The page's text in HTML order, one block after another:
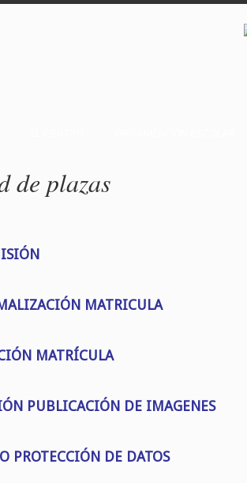
de plazas
MATRICULA
MATRÍCULA
PUBLICACIÓN DE IMAGENES
PROTECCIÓN DE DATOS